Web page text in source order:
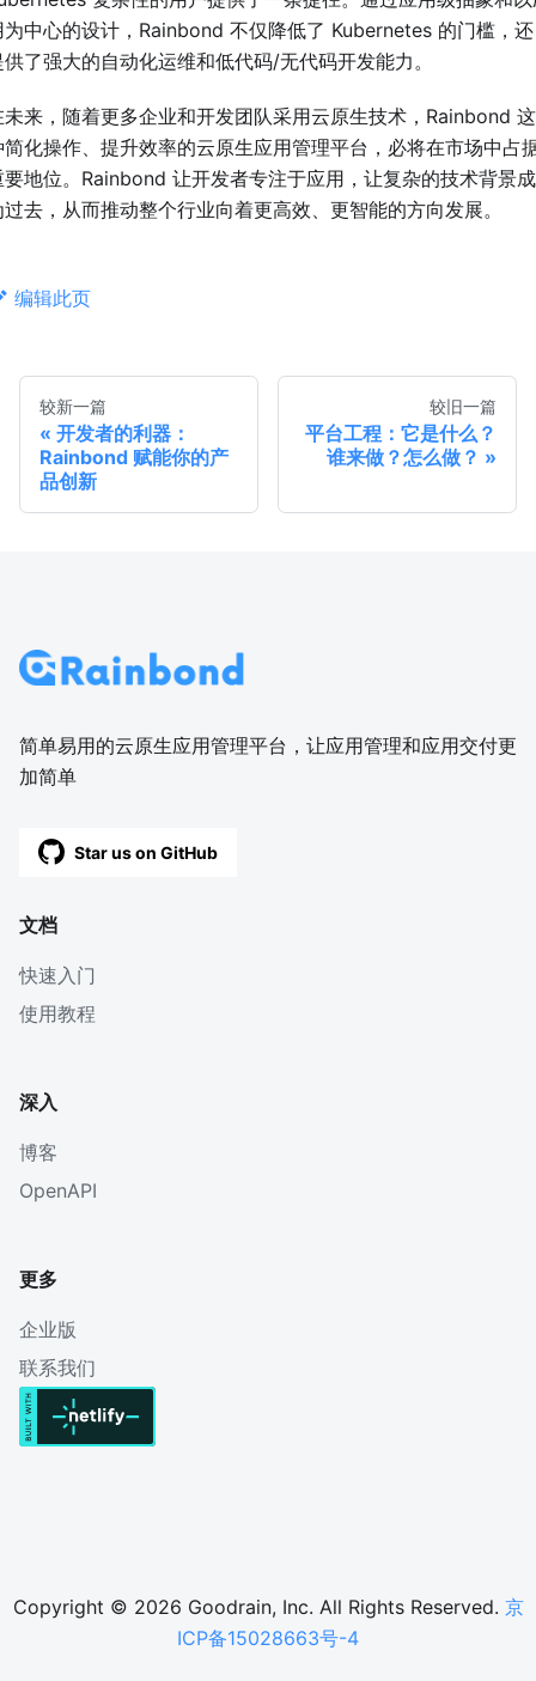
为中心的设计，Rainbond 不仅降低了 Kubernetes 的门槛，还
了强大的自动化运维和低代码/无代码开发能力。
未来，随着更多企业和开发团队采用云原生技术，Rainbond 这
简化操作、提升效率的云原生应用管理平台，必将在市场中占
要地位。Rainbond 让开发者专注于应用，让复杂的技术背景成
去，从而推动整个行业向着更高效、更智能的方向发展。
编辑此页
较新一篇
开发者的利器：
Rainbond 赋能你的产
品创新
较旧一篇
平台工程：它是什么？
谁来做？怎么做？
简单易用的云原生应用管理平台，让应用管理和应用交付更
加简单
Star us on GitHub
文档
快速入门
使用教程
深入
博客
OpenAPI
更多
企业版
联系我们
Copyright © 2026 Goodrain, Inc. All Rights Reserved. 京
ICP备15028663号-4